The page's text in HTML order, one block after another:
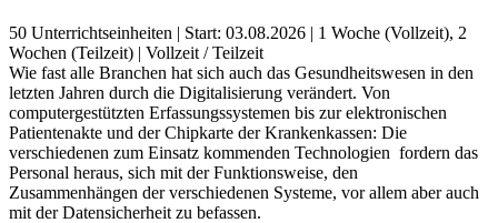
50 Unterrichtseinheiten | Start: 03.08.2026 | 1 Woche (Vollzeit), 2
Wochen (Teilzeit) | Vollzeit / Teilzeit
Wie fast alle Branchen hat sich auch das Gesundheitswesen in den
letzten Jahren durch die Digitalisierung verändert. Von
computergestützten Erfassungssystemen bis zur elektronischen
Patientenakte und der Chipkarte der Krankenkassen: Die
verschiedenen zum Einsatz kommenden Technologien fordern das
Personal heraus, sich mit der Funktionsweise, den
Zusammenhängen der verschiedenen Systeme, vor allem aber auch
mit der Datensicherheit zu befassen.